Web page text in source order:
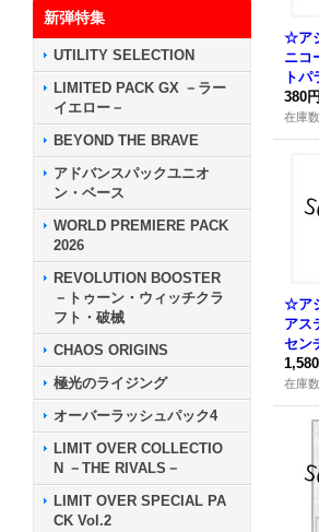
新弾特集
UTILITY SELECTION
LIMITED PACK GX －ラー
イエロー－
BEYOND THE BRAVE
アドバンスパックユニオ
ン・ベース
WORLD PREMIERE PACK
2026
REVOLUTION BOOSTER
－トゥーン・ウィッチクラ
フト・破械
CHAOS ORIGINS
極光のライジング
オーバーラッシュパック4
LIMIT OVER COLLECTIO
N －THE RIVALS－
LIMIT OVER SPECIAL PA
CK Vol.2
☆ア
ニコ
トパ
W02-
ロ》
380円
在庫
☆ア
アス
セン
ット
在庫